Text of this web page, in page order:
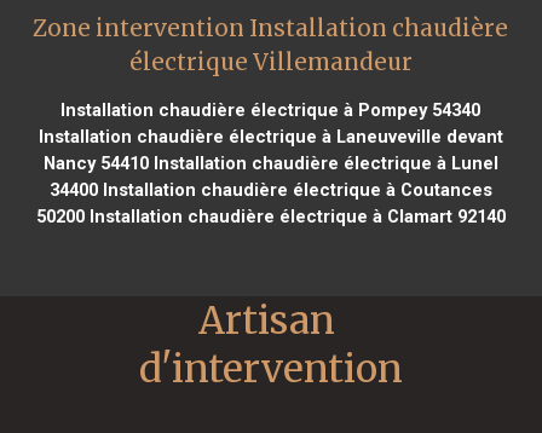
Zone intervention Installation chaudière
électrique Villemandeur
Installation chaudière électrique à Pompey 54340
Installation chaudière électrique à Laneuveville devant
Nancy 54410Installation chaudière électrique à Lunel
34400Installation chaudière électrique à Coutances
50200Installation chaudière électrique à Clamart 92140
Artisan
d'intervention